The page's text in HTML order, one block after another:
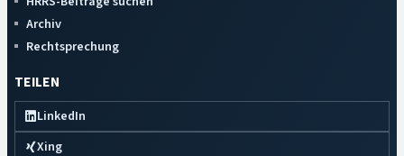
Archiv
Rechtsprechung
TEILEN
LinkedIn
Xing